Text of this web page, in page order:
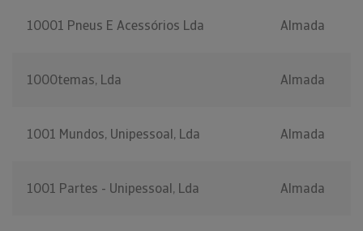
10001 Pneus E Acessórios Lda Almada
1000temas, Lda Almada
1001 Mundos, Unipessoal, Lda Almada
1001 Partes - Unipessoal, Lda Almada